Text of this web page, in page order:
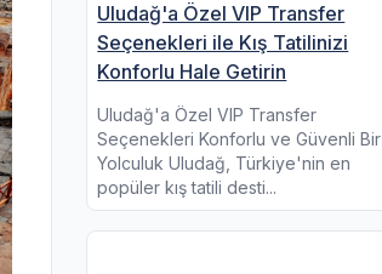
Uludağ'a Özel VIP Transfer
Seçenekleri ile Kış Tatilinizi
Konforlu Hale Getirin
Uludağ'a Özel VIP Transfer
Seçenekleri Konforlu ve Güvenli Bir
Yolculuk Uludağ, Türkiye'nin en
popüler kış tatili desti...